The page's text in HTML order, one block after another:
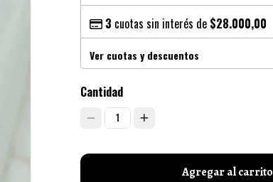
3 cuotas sin interés de $28.000,00
Ver cuotas y descuentos
Cantidad
1
Agregar al carrito